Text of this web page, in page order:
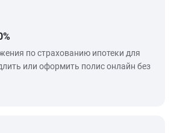
по страхованию ипотеки для
или оформить полис онлайн без